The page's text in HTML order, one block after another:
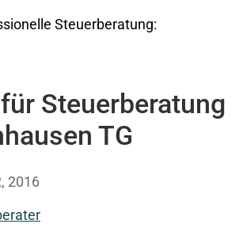
Steuerberatung:
Steuerberatung
TG
2016